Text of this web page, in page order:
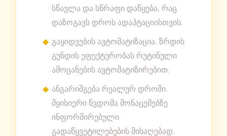
სწავლა და სწრაფი დაწყება, რაც
დაზოგავს დროს ადაპტაციისთვის.
გაყიდვების ავტომატიზაცია. ზრდის
გუნდის ეფექტურობას რუტინული
ამოცანების ავტომატიზირებით.
ანგარიშგება რეალურ დროში.
მყისიერი წვდომა მონაცემებზე
ინფორმირებული
გადაწყვეტილებების მისაღებად.